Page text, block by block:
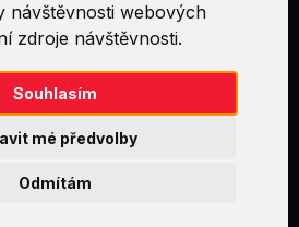
návštěvnosti webových
zdroje návštěvnosti.
Souhlasím
Odmítám
mé předvolby
společnosti AXELOS Limited. ITIL®
známkou AXELOS Limited. PRINCE2® je
AXELOS Limited. MSP® je
AXELOS Limited & TAYLLORCOX
Copyright© AXELOS Limited 2009.